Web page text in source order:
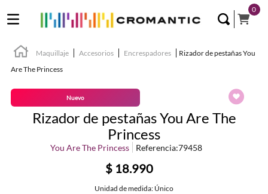
0
Maquillaje Accesorios Encrespadores
Rizador de pestañas You
Are The Princess
Nuevo
Rizador de pestañas You Are The
Princess
You Are The Princess Referencia:79458
$ 18.990
Unidad de medida: Único